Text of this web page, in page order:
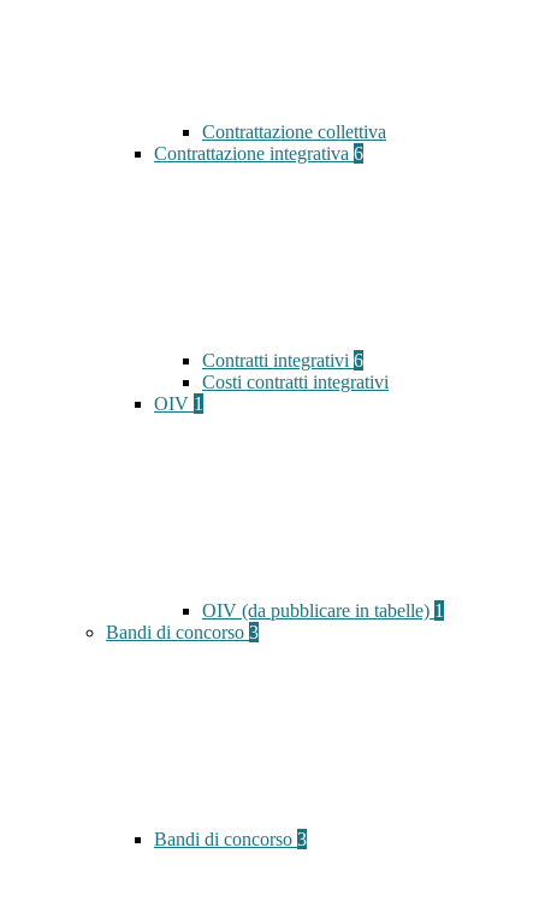
Contrattazione collettiva
Contrattazione integrativa 6
Contratti integrativi 6
Costi contratti integrativi
OIV 1
OIV (da pubblicare in tabelle) 1
Bandi di concorso 3
Bandi di concorso 3